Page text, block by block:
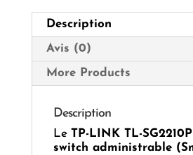
Ports
Gigabit
PoE+
SFP
Description
Avis (0)
More Products
Description
Le TP-LINK TL-SG2210P
switch administrable